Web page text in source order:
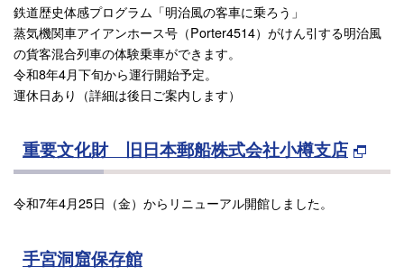
鉄道歴史体感プログラム「明治風の客車に乗ろう」
蒸気機関車アイアンホース号（Porter4514）がけん引する明治風
の貨客混合列車の体験乗車ができます。
令和8年4月下旬から運行開始予定。
運休日あり（詳細は後日ご案内します）
重要文化財 旧日本郵船株式会社小樽支店
令和7年4月25日（金）からリニューアル開館しました。
手宮洞窟保存館